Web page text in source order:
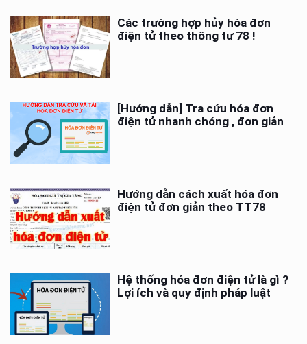
Các trường hợp hủy hóa đơn
điện tử theo thông tư 78 !
[Hướng dẫn] Tra cứu hóa đơn
điện tử nhanh chóng , đơn giản
Hướng dẫn cách xuất hóa đơn
điện tử đơn giản theo TT78
Hệ thống hóa đơn điện tử là gì ?
Lợi ích và quy định pháp luật